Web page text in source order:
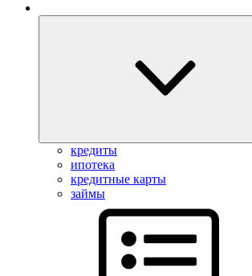
кредиты
ипотека
кредитные карты
займы